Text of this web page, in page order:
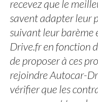
recevez que le
savent adapter leur
suivant leur barème
Drive.fr en fonction
de proposer à ces
rejoindre Autocar-
vérifier que les